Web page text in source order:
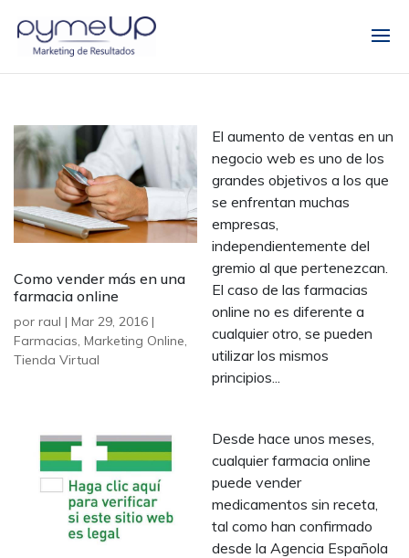
Como vender más en una
farmacia online
por raul | Mar 29, 2016 |
Farmacias, Marketing Online,
Tienda Virtual
El aumento de ventas en un
negocio web es uno de los
grandes objetivos a los que
se enfrentan muchas
empresas,
independientemente del
gremio al que pertenezcan.
El caso de las farmacias
online no es diferente a
cualquier otro, se pueden
utilizar los mismos
principios...
Desde hace unos meses,
cualquier farmacia online
puede vender
medicamentos sin receta,
tal como han confirmado
desde la Agencia Española